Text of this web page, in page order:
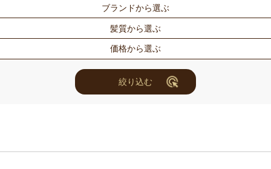
シャンプー
トリートメ
ント
ドライヤー・ヘアアイロン
スタイリング
for Men
メンズスタ
ヘアアレンジ
セット商品
ブランドから選ぶ
Londオリジナル
ケラスターゼ
ルベル
アリミノ
ナンバースリー
髪質から選ぶ
ハリ・コシ
ウェット
ツヤ
価格から選ぶ
〜3000円 絞り込む